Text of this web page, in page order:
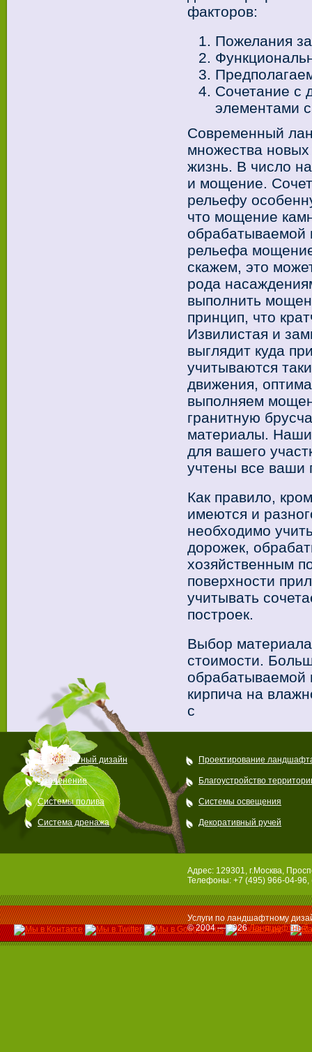
факторов:
Пожелания
Сочетание с
элементами
Современный
множества
жизнь. В число
и мощение.
рельефу
что мощение
обрабатываемой
рельефа
скажем, это
рода
выполнить
принцип, что
Извилистая и
выглядит куда
учитываются
движения,
выполняем
гранитную
материалы.
для вашего
учтены все ваши
Как правило,
имеются и
необходимо
дорожек,
хозяйственным
поверхности
учитывать
построек.
Выбор
стоимости.
обрабатываемой
кирпича на
с
Ландшафтный дизайн Проектирование
Озеленение Благоустройство
Системы полива Системы освещения
Система дренажа Декоративный ручей
Адрес: 129301, г.Москва,
Телефоны: +7 (495) 966-04-96,
Услуги по ландшафтному
© 2004 — 2026Ландшафтный